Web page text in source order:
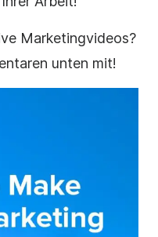
Marketingvideos?
unten mit!